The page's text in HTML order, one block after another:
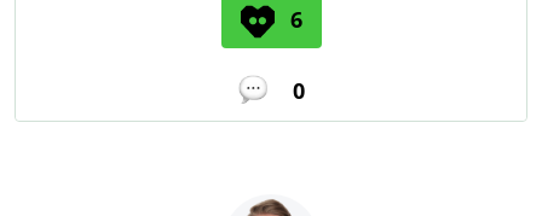
6
0